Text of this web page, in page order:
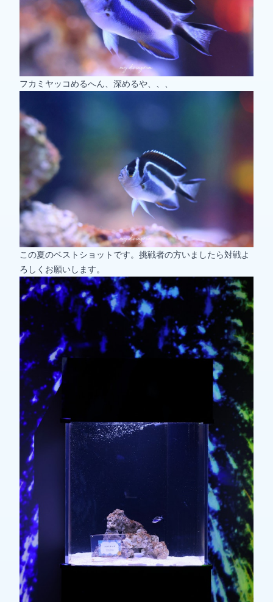
フカミヤッコめるへん、深めるや、、、
この夏のベストショットです。挑戦者の方いましたら対戦よ
ろしくお願いします。